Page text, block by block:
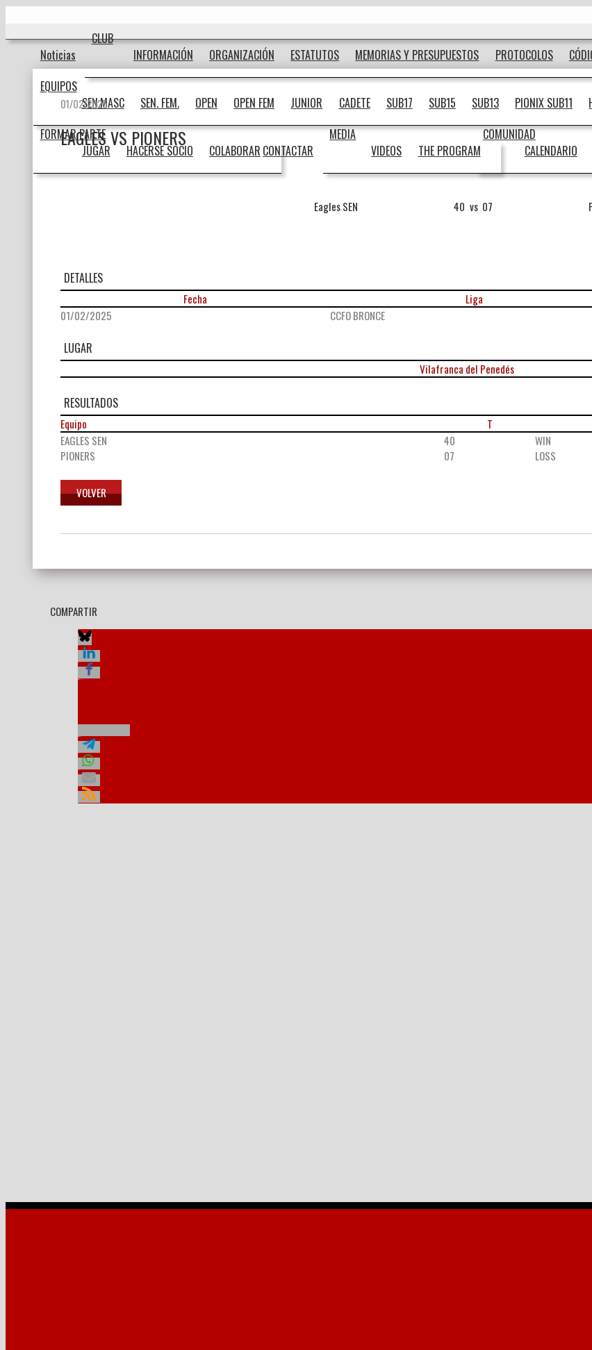
Noticias
CLUB
INFORMACIÓN
ORGANIZACIÓN ESTATUTOS MEMORIAS Y PRESUPUESTOS PROTOCOLOS
EQUIPOS
SEN.MASC
SEN. FEM. OPEN OPEN FEM JUNIOR CADETE SUB17 SUB15 SUB13 PIONIX SUB11
FORMAR PARTE
JUGAR
HACERSE SOCIO COLABORAR CONTACTAR
MEDIA
VIDEOS
THE PROGRAM
COMUNIDAD
CALENDARIO
01/02/2025
EAGLES VS PIONERS
Eagles SEN 40 vs 07
DETALLES
Fecha Liga
01/02/2025
CCFO BRONCE
LUGAR
Vilafranca del Penedés
RESULTADOS
Equipo T
EAGLES SEN
40
WIN
PIONERS
07 LOSS
de
entradas
COMPARTIR